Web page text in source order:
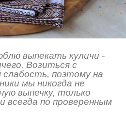
выпекать куличи -
Возиться с
поэтому на
мы никогда не
выпечку, только
всегда по проверенным